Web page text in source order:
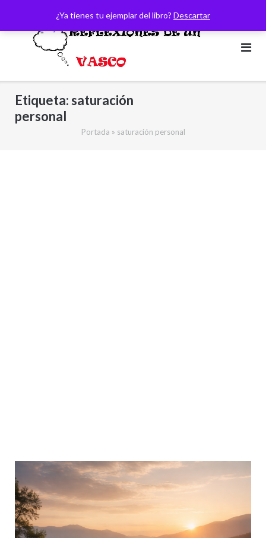
¿Ya tienes tu ejemplar del libro? Descartar
contenido
Etiqueta:saturación
personal
Portada » saturación personal